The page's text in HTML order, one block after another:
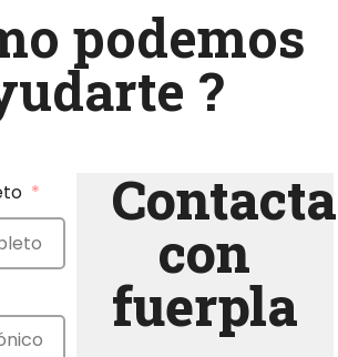
podemos
?
con
fuerpla